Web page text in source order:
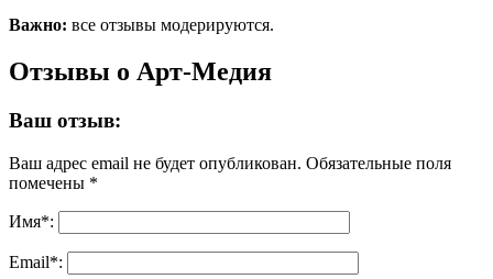
Важно: все отзывы модерируются.
Отзывы о Арт-Медия
Ваш отзыв:
Ваш адрес email не будет опубликован. Обязательные поля
помечены *
Имя*:
Email*: